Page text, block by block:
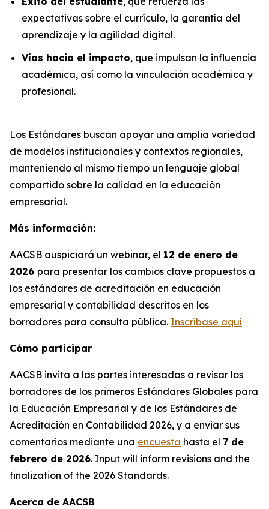
expectativas sobre el currículo, la garantía del
aprendizaje y la agilidad digital.
Vías hacia el impacto, que impulsan la influencia
académica, así como la vinculación académica y
profesional.
Los Estándares buscan apoyar una amplia variedad
de modelos institucionales y contextos regionales,
manteniendo al mismo tiempo un lenguaje global
compartido sobre la calidad en la educación
empresarial.
Más información:
AACSB auspiciará un webinar, el 12 de enero de
2026 para presentar los cambios clave propuestos a
los estándares de acreditación en educación
empresarial y contabilidad descritos en los
borradores para consulta pública. Inscríbase aquí
Cómo participar
AACSB invita a las partes interesadas a revisar los
borradores de los primeros Estándares Globales para
la Educación Empresarial y de los Estándares de
Acreditación en Contabilidad 2026, y a enviar sus
comentarios mediante una encuesta hasta el 7 de
febrero de 2026. Input will inform revisions and the
finalization of the 2026 Standards.
Acerca de AACSB